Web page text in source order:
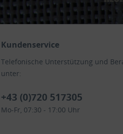
Kundenservice
Telefonische Unterstützung und
unter:
+43 (0)720 517305
Mo-Fr, 07:30 - 17:00 Uhr